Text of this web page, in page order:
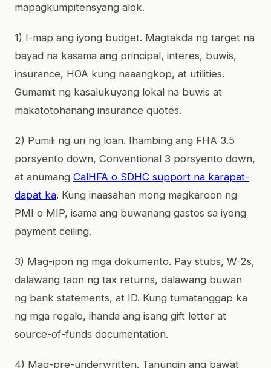
mapagkumpitensyang alok.
1) I-map ang iyong budget. Magtakda ng target na
bayad na kasama ang principal, interes, buwis,
insurance, HOA kung naaangkop, at utilities.
Gumamit ng kasalukuyang lokal na buwis at
makatotohanang insurance quotes.
2) Pumili ng uri ng loan. Ihambing ang FHA 3.5
porsyento down, Conventional 3 porsyento down,
at anumang CalHFA o SDHC support na karapat-
dapat ka. Kung inaasahan mong magkaroon ng
PMI o MIP, isama ang buwanang gastos sa iyong
payment ceiling.
3) Mag-ipon ng mga dokumento. Pay stubs, W-2s,
dalawang taon ng tax returns, dalawang buwan
ng bank statements, at ID. Kung tumatanggap ka
ng mga regalo, ihanda ang isang gift letter at
source-of-funds documentation.
4) Mag-pre-underwritten. Tanungin ang bawat